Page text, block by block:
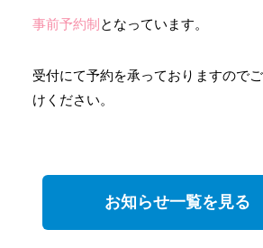
事前予約制となっています。
受付にて予約を承っておりますので
けください。
お知らせ一覧を見る